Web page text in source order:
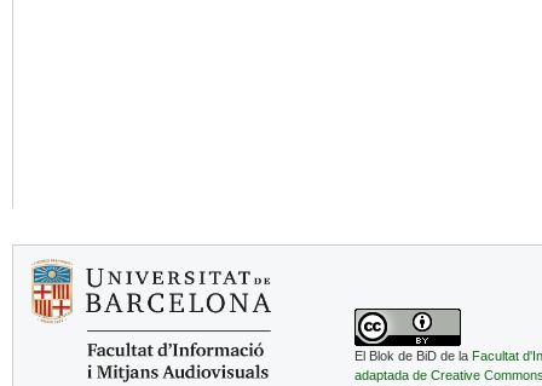
El Blok de BiD de la Facultat
adaptada de Creative